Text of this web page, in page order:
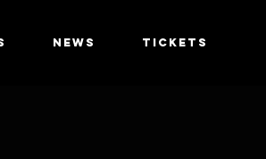
NEWS TICKETS